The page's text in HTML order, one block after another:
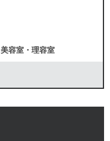
美容室・理容室